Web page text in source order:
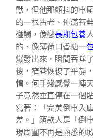
獸，但他那顫抖的車
的一根古老、佈滿苔
碰觸，像戀長期包養
的、像薄荷口香糖一
爆發出來，瞬間吞噬
後，窄巷恢復了平靜
情。何手殘感覺一陣
子竟然垂直停在一個
寫著：「完美倒車入
差。」落款人是「倒
現周圍不再是熟悉的